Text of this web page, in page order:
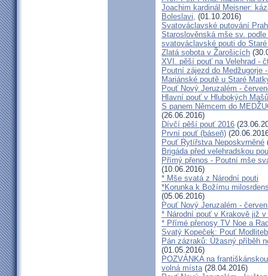
Joachim kardinál Meisner:
Boleslavi, (01.10.2016)
Svatováclavské putování
Staroslověnská mše sv.
svatováclavské pouti do
Zlatá sobota v Žarošicích
XVI. pěší pouť na Velehrad -
Poutní zájezd do Medžugorje
Mariánské poutě u Staré
Pouť Nový Jeruzalém -
Hlavní pouť v Hlubokých
S panem Němcem do
(26.06.2016)
Dívčí pěší pouť 2016
První pouť (báseň)
Pouť Rytířstva Neposkvrněné
Brigáda před velehradskou
Přímý přenos - Poutní mše
(10.06.2016)
* Mše svatá z Národní pouti
*Korunka k Božímu
(05.06.2016)
Pouť Nový Jeruzalém -
* Národní pouť v Krakově již
* Přímé přenosy TV Noe a
Svatý Kopeček: Pouť
Pán zázraků: Úžasný příběh
(01.05.2016)
POZVÁNKA na
volná místa (28.04.2016)